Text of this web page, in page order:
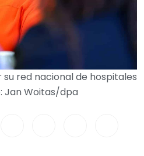
red nacional de hospitales
Jan Woitas/dpa